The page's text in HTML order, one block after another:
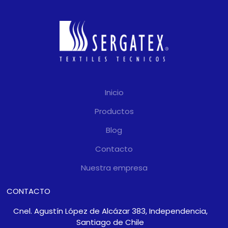
Inicio
Productos
Blog
Contacto
Nuestra empresa
CONTACTO
Cnel. Agustín López de Alcázar 383, Independencia,
Santiago de Chile